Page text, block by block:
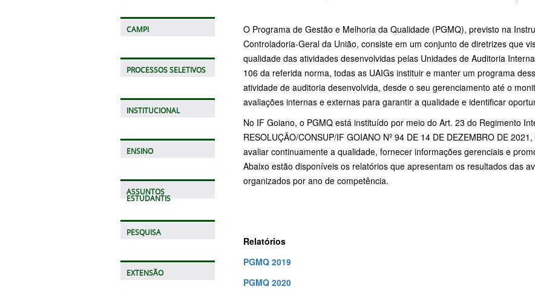
CAMPI
PROCESSOS SELETIVOS
INSTITUCIONAL
ENSINO
ASSUNTOS
ESTUDANTIS
PESQUISA
EXTENSÃO
O Programa de Gestão e Melhoria da Qualidade (PGMQ), previsto na
Controladoria-Geral da União, consiste em um conjunto de diretrizes que
qualidade das atividades desenvolvidas pelas Unidades de Auditoria
106 da referida norma, todas as UAIGs instituir e manter um programa
atividade de auditoria desenvolvida, desde o seu gerenciamento até o
avaliações internas e externas para garantir a qualidade e identificar
No IF Goiano, o PGMQ está instituído por meio do Art. 23 do Regimento
RESOLUÇÃO/CONSUP/IF GOIANO Nº 94 DE 14 DE DEZEMBRO DE
avaliar continuamente a qualidade, fornecer informações gerenciais e
Abaixo estão disponíveis os relatórios que apresentam os resultados das
organizados por ano de competência.
Relatórios
PGMQ 2019
PGMQ 2020